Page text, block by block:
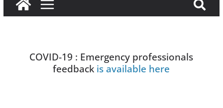
COVID-19 : Emergency professionals
feedback is available here